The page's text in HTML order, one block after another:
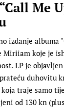
Me
izdanje albuma
Miriiam koje je
LP je
duhovitu
traje samo
od 130 kn